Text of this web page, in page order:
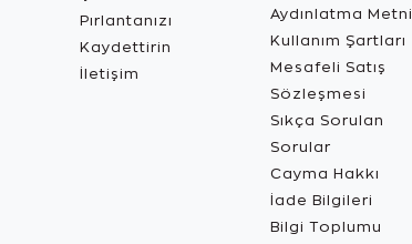
Pırlantanızı
Kaydettirin
İletişim
Aydınlatma Metni
Kullanım Şartları
Mesafeli Satış
Sözleşmesi
Sıkça Sorulan
Sorular
Cayma Hakkı
İade Bilgileri
Bilgi Toplumu